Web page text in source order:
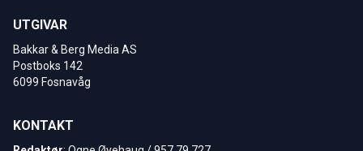
UTGIVAR
Bakkar & Berg Media AS
Postboks 142
6099 Fosnavåg
KONTAKT